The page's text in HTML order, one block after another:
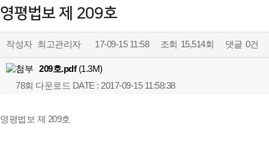
영평법보 제 209호
작성자 최고관리자 17-09-15 11:58 조회 15,514회 댓글 0건
209호.pdf(1.3M)
78회 다운로드 DATE : 2017-09-15 11:58:38
영평법보 제 209호